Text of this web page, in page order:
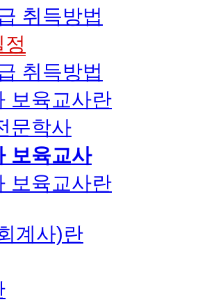
취득방법
취득방법
보육교사란
문학사
보육교사
보육교사란
계사)란